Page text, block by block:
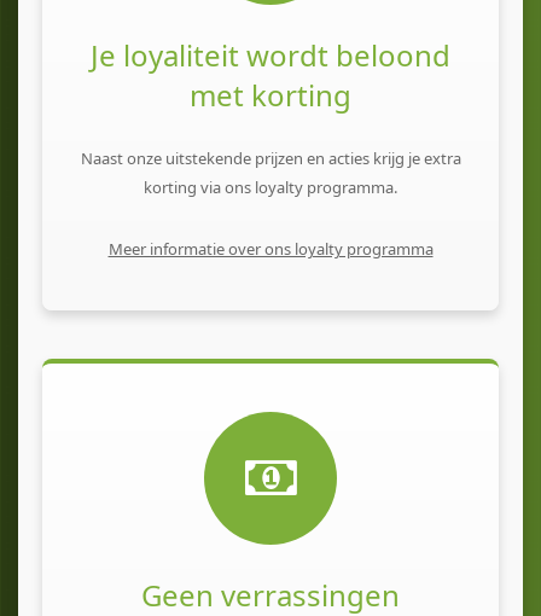
Je loyaliteit wordt beloond
met korting
Naast onze uitstekende prijzen en acties krijg je extra
korting via ons loyalty programma.
Meer informatie over ons loyalty programma
Geen verrassingen